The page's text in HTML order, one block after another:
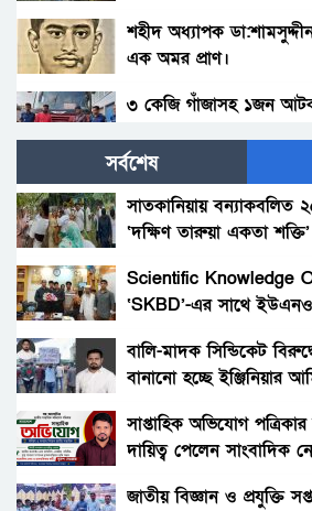
শহীদ অধ্যাপক
এক অমর প্রাণ।
৩ কেজি গাঁজাসহ ১জন
সাড়ে চার কোটি বিনিয়োগ
আয়ের শেষ গন্তব্য কোথায়?
প্রক্রিয়ার প্রশ্ন
(বিশাল নিয়োগ ) সম্পূর্ণ
সারাদেশে ৫৫০ জন্য মাঠ
জাতীয় স্বায়ত্বশাসিত
সাড়ে চার কোটির ছায়া:
জামাতার সংযোগ
সর্বশেষ
সাতকানিয়ায় বন্যাকবলিত
‘দক্ষিণ তারুয়া একতা শক্তি’
Scientific Knowledge
‘SKBD’-এর সাথে
বালি-মাদক সিন্ডিকেট
বানানো হচ্ছে ইঞ্জিনিয়ার
সাপ্তাহিক অভিযোগ
দায়িত্ব পেলেন সাংবাদিক
জাতীয় বিজ্ঞান ও প্রযুক্তি